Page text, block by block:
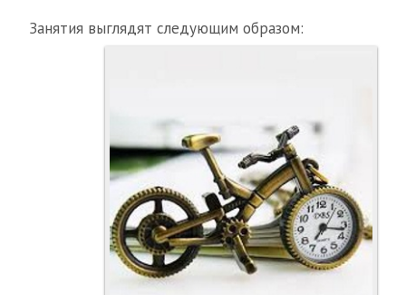
Занятия выглядят следующим образом: